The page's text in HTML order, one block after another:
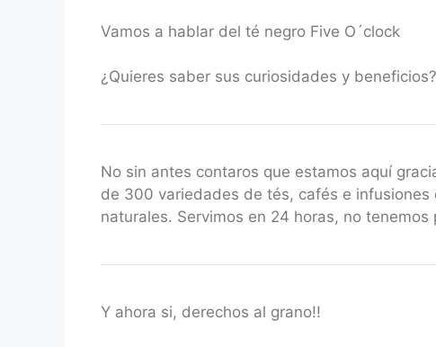
Vamos a hablar del té negro Five O´clock
¿Quieres saber sus curiosidades y
No sin antes contaros que estamos aquí
de 300 variedades de tés, cafés e
naturales. Servimos en 24 horas, no
Y ahora si, derechos al grano!!